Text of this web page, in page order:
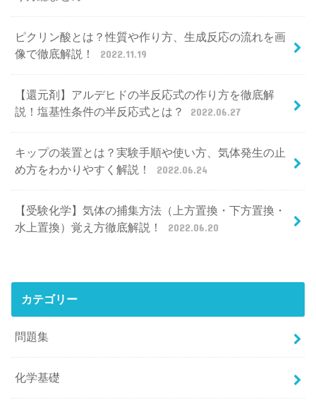
ピクリン酸とは？性質や作り方、生成反応の流れを画
像で徹底解説！
2022.11.19
【還元剤】アルデヒドの半反応式の作り方を徹底解
説！塩基性条件の半反応式とは？
2022.06.27
キップの装置とは？実験手順や使い方、気体発生の止
め方をわかりやすく解説！
2022.06.24
【受験化学】気体の捕集方法（上方置換・下方置換・
水上置換）覚え方徹底解説！
2022.06.20
カテゴリー
問題集
化学基礎